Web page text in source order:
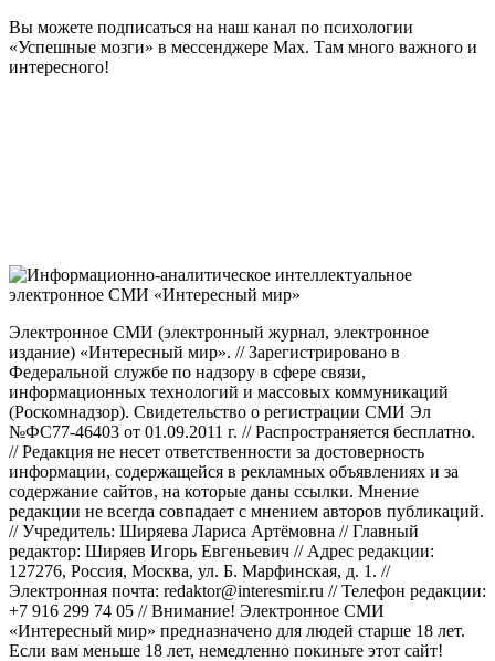
Вы можете подписаться на наш канал по психологии
«Успешные мозги» в мессенджере Max. Там много важного и
интересного!
Электронное СМИ (электронный журнал, электронное
издание) «Интересный мир». // Зарегистрировано в
Федеральной службе по надзору в сфере связи,
информационных технологий и массовых коммуникаций
(Роскомнадзор). Свидетельство о регистрации СМИ Эл
№ФС77-46403 от 01.09.2011 г. // Распространяется бесплатно.
// Редакция не несет ответственности за достоверность
информации, содержащейся в рекламных объявлениях и за
содержание сайтов, на которые даны ссылки. Мнение
редакции не всегда совпадает с мнением авторов публикаций.
// Учредитель: Ширяева Лариса Артёмовна // Главный
редактор: Ширяев Игорь Евгеньевич // Адрес редакции:
127276, Россия, Москва, ул. Б. Марфинская, д. 1. //
Электронная почта: redaktor@interesmir.ru // Телефон редакции:
+7 916 299 74 05 // Внимание! Электронное СМИ
«Интересный мир» предназначено для людей старше 18 лет.
Если вам меньше 18 лет, немедленно покиньте этот сайт!